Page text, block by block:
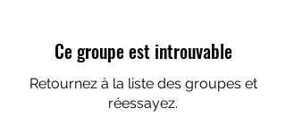
Ce groupe est introuvable
Retournez à la liste des groupes et
réessayez.